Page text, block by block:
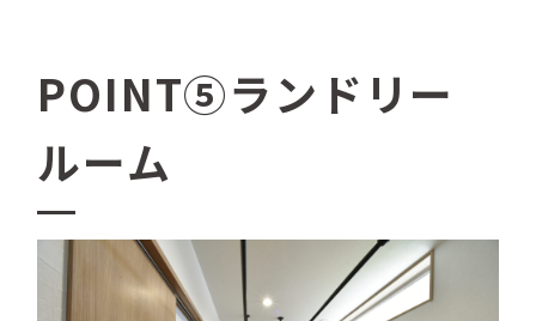
POINT⑤ランドリー
ルーム